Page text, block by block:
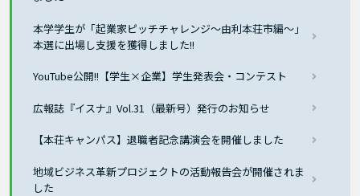
本学学生が「起業家ピッチチャレンジ～由利本荘市編～」
本選に出場し支援を獲得しました!!
YouTube公開!!【学生×企業】学生発表会・コンテスト
広報誌『イスナ』Vol.31（最新号）発行のお知らせ
【本荘キャンパス】退職者記念講演会を開催しました
地域ビジネス革新プロジェクトの活動報告会が開催されま
した